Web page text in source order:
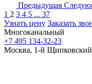
Предыдущая
1 2 3 4 5 ... 37
Узнать цену Заказать
Многоканальный
+7 495 134-32-23
Москва, 1-й Щипковский